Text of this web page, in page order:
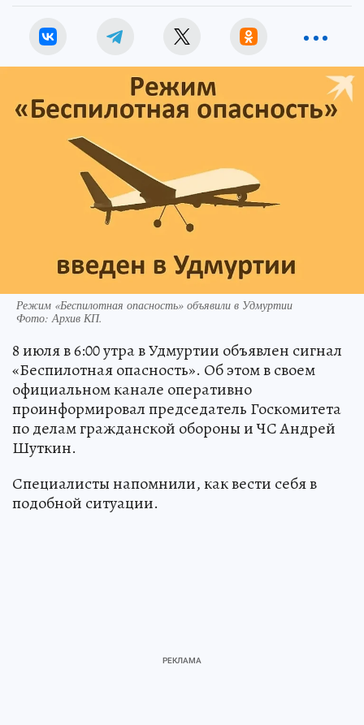
Режим «Беспилотная опасность» объявили в Удмуртии
Фото: Архив КП.
8 июля в 6:00 утра в Удмуртии объявлен сигнал
«Беспилотная опасность». Об этом в своем
официальном канале оперативно
проинформировал председатель Госкомитета
по делам гражданской обороны и ЧС Андрей
Шуткин.
Специалисты напомнили, как вести себя в
подобной ситуации.